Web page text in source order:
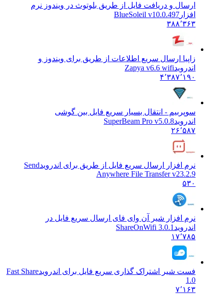
ارسال و دریافت فایل از طریق بلوتوث در ویندوز نرم
BlueSoleil v10.0.497
۳۸۸٬۳۶۳
زاپیا ارسال سریع اطلاعات از طریق برای ویندوز و
اندرویدZapya v6.6 wifi
۴٬۳۸۷٬۱۹۰
سوپربیم - انتقال بسیار سریع فایل بین گوشی
اندرویدSuperBeam Pro v5.0.8
۲۶٬۵۸۷
نرم افزار ارسال سریع فایل از طریق برای اندرویدSend
Anywhere File Transfer v23.2.9
نرم افزار شیر آن وای فای ارسال سریع فایل در
اندرویدShareOnWifi 3.0.1
۱۷٬۷۸۵
فست شیر اشتراک گذاری سریع فایل برای اندرویدFast Share
۷٬۱۶۳